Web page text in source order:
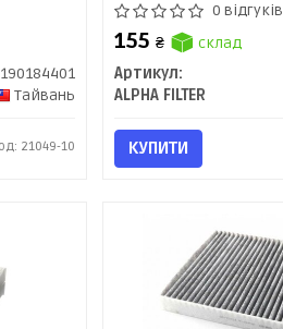
Тайвань
21049-10
0 відгуків
155₴
склад
Артикул:
ALPHA FILTER
КУПИТИ